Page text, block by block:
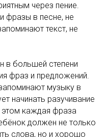
через пение.
фразы в песне, не
текст, не
в большей степени
фраз и предложений.
музыку в
начинать разучивание
этом каждая фраза
должен не только
слова, но и хорошо